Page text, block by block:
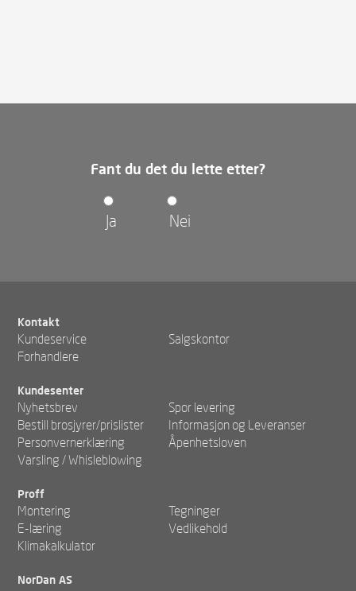
Fant du det du lette etter?
Ja Nei
Kontakt
Kundeservice
Salgskontor
Forhandlere
Kundesenter
Nyhetsbrev
Spor levering
Bestill brosjyrer/prislister
Informasjon og Leveranser
Personvernerklæring
Åpenhetsloven
Varsling / Whisleblowing
Proff
Montering
Tegninger
E-læring
Vedlikehold
Klimakalkulator
NorDan AS